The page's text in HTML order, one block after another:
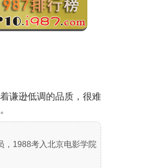
谦逊低调的品质，很难
，1988考入北京电影学院